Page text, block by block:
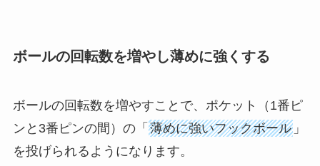
ボールの回転数を増やし薄めに強くする
ボールの回転数を増やすことで、ポケット（1番ピ
ンと3番ピンの間）の「 薄めに強いフックボール」
を投げられるようになります。